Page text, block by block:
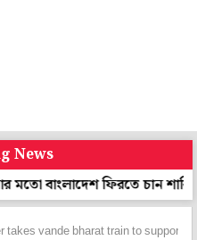
News
ফিরতে চান শাকিব, লক্ষ্য
takes vande bharat train to support